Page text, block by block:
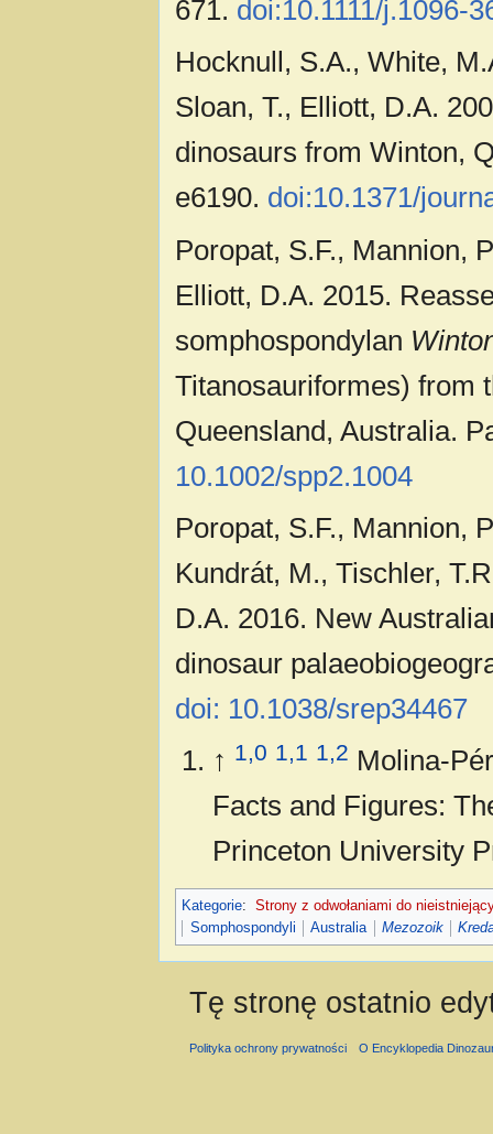
671. doi:10.1111/j.1096-
Hocknull, S.A., White,
Sloan, T., Elliott, D.A.
dinosaurs from Winton,
e6190. doi:10.1371/
Poropat, S.F., Mannion,
Elliott, D.A. 2015.
somphospondylan
Titanosauriformes) from
Queensland, Australia.
10.1002/spp2.1004
Poropat, S.F., Mannion,
Kundrát, M., Tischler,
D.A. 2016. New
dinosaur
doi: 10.1038/srep34467
↑ 1,0 1,1 1,2 Molina-
Facts and Figures:
Princeton University
Kategorie:
Strony z odwołaniami do
Somphospondyli
Australia Mezozoik
Tę stronę ostatnio
Polityka ochrony prywatności O Encyklopedia